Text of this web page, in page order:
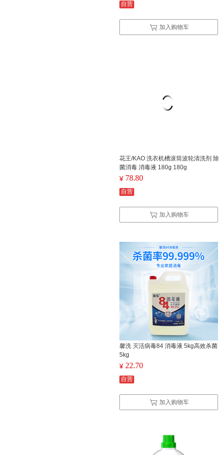
自营
加入购物车
花王/KAO 洗衣机槽滚筒波轮清洗剂 除
菌消毒 消毒液 180g 180g
¥ 78.80
自营
加入购物车
馨洗 灭活病毒84 消毒液 5kg高效杀菌
5kg
¥ 22.70
自营
加入购物车